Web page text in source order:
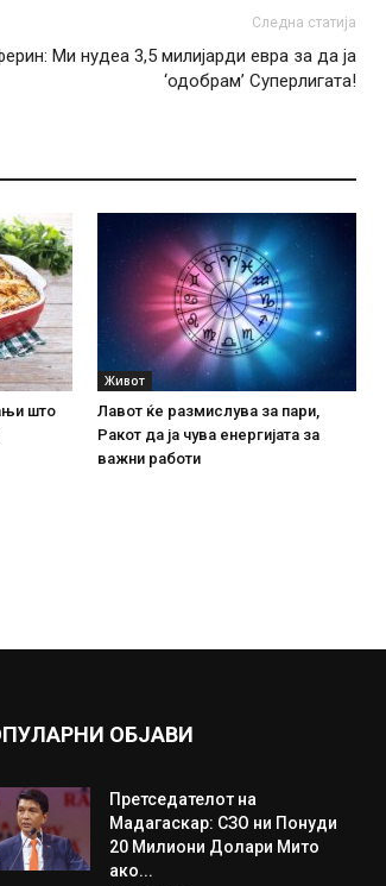
Следна статија
Ми нудеа 3,5 милијарди евра за да ја
‘одобрам’ Суперлигата!
што
Живот
Лавот ќе размислува за пари,
Ракот да ја чува енергијата за
важни работи
ОБЈАВИ
Претседателот на
Мадагаскар: СЗО ни Понуди
20 Милиони Долари Мито
ако...